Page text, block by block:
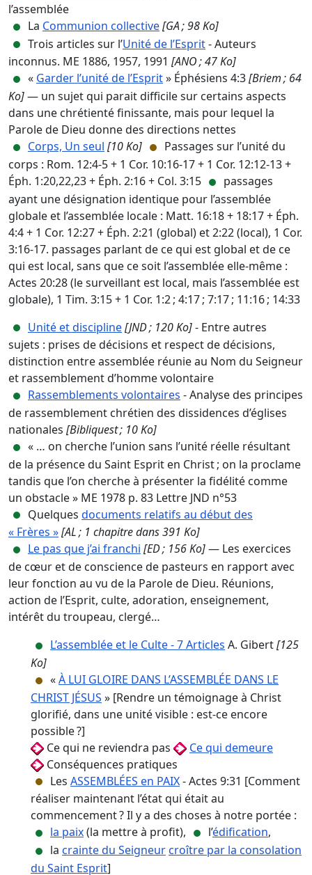
l’assemblée
La Communion collective[GA ; 98 Ko]
Trois articles sur l’Unité de l’Esprit- Auteurs
inconnus. ME 1886, 1957, 1991 [ANO ; 47 Ko]
« Garder l’unité de l’Esprit» Éphésiens 4:3[Briem ; 64
Ko]— un sujet qui parait difficile sur certains aspects
dans une chrétienté finissante, mais pour lequel la
Parole de Dieu donne des directions nettes
Corps, Un seul [10 Ko]
Passages sur l’unité du
corps : Rom. 12:4-5 + 1 Cor. 10:16-17 + 1 Cor. 12:12-13 +
Éph. 1:20,22,23 + Éph. 2:16 + Col. 3:15
passages
ayant une désignation identique pour l’assemblée
globale et l’assemblée locale : Matt. 16:18 + 18:17 + Éph.
4:4 + 1 Cor. 12:27 + Éph. 2:21 (global) et 2:22 (local), 1 Cor.
3:16-17. passages parlant de ce qui est global et de ce
qui est local, sans que ce soit l’assemblée elle-même :
Actes 20:28 (le surveillant est local, mais l’assemblée est
globale), 1 Tim. 3:15 + 1 Cor. 1:2 ; 4:17 ; 7:17 ; 11:16 ; 14:33
Unité et discipline[JND ; 120 Ko]- Entre autres
sujets : prises de décisions et respect de décisions,
distinction entre assemblée réunie au Nom du Seigneur
et rassemblement d’homme volontaire
Rassemblements volontaires - Analyse des principes
de rassemblement chrétien des dissidences d’églises
nationales [Bibliquest ; 10 Ko]
« … on cherche l’union sans l’unité réelle résultant
de la présence du Saint Esprit en Christ ; on la proclame
tandis que l’on cherche à présenter la fidélité comme
un obstacle » ME 1978 p. 83 Lettre JND n°53
Quelques documents relatifs au début des
« Frères »[AL ; 1 chapitre dans 391 Ko]
Le pas que j’ai franchi [ED ; 156 Ko]— Les exercices
de cœur et de conscience de pasteurs en rapport avec
leur fonction au vu de la Parole de Dieu. Réunions,
action de l’Esprit, culte, adoration, enseignement,
intérêt du troupeau, clergé…
L’assemblée et le Culte - 7 Articles A. Gibert[125
Ko]
«À LUI GLOIRE DANS L’ASSEMBLÉE DANS LE
CHRIST JÉSUS » [Rendre un témoignage à Christ
glorifié, dans une unité visible : est-ce encore
possible ?]
Ce qui ne reviendra pas
Ce qui demeure
Conséquences pratiques
Les ASSEMBLÉES en PAIX- Actes 9:31 [Comment
réaliser maintenant l’état qui était au
commencement ? Il y a des choses à notre portée :
la paix(la mettre à profit), l’édification,
la crainte du Seigneurcroître par la consolation
du Saint Esprit]